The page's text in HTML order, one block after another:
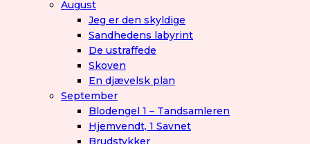
August
Jeg er den skyldige
Sandhedens labyrint
De ustraffede
Skoven
En djævelsk plan
September
Blodengel 1 – Tandsamleren
Hjemvendt, 1 Savnet
Brudstykker